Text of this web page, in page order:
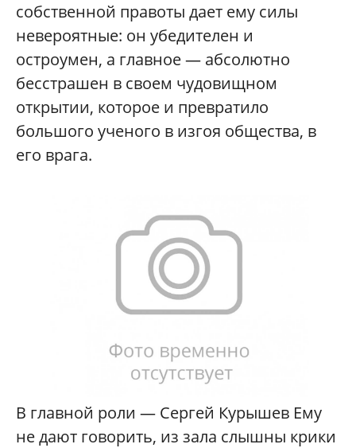
собственной правоты дает ему силы
невероятные: он убедителен и
остроумен, а главное — абсолютно
бесстрашен в своем чудовищном
открытии, которое и превратило
большого ученого в изгоя общества, в
его врага.
В главной роли — Сергей Курышев Ему
не дают говорить, из зала слышны крики